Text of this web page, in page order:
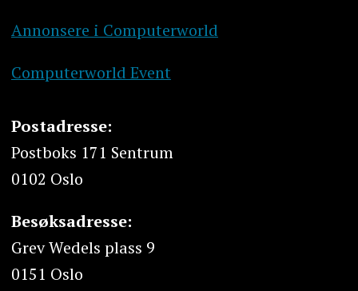
Annonsere i Computerworld
Computerworld Event
Postadresse:
Postboks 171 Sentrum
0102 Oslo
Besøksadresse:
Grev Wedels plass 9
0151 Oslo